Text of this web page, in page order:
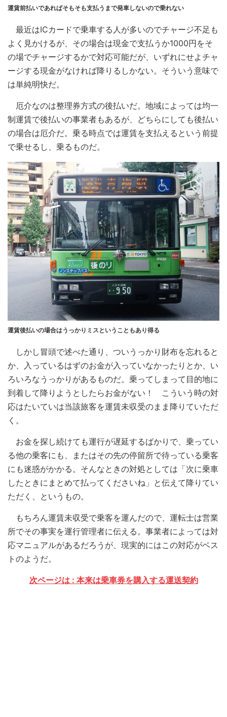
運賃前払いであればそもそも支払うまで発車しないので乗れない
最近はICカードで乗車する人が多いのでチャージ不足も
よく見かけるが、その場合は現金で支払うか1000円をそ
の場でチャージするかで対応可能だが、いずれにせよチャ
ージする現金がなければ降りるしかない。そういう意味で
は単純明快だ。
厄介なのは整理券方式の後払いだ。地域によっては均一
制運賃で後払いの事業者もあるが、どちらにしても後払い
の場合は厄介だ。乗る時点では運賃を支払えるという前提
で乗せるし、乗るものだ。
運賃後払いの場合はうっかりミスということもあり得る
しかし冒頭で述べた通り、ついうっかり財布を忘れると
か、入っているはずのお金が入っていなかったりとか、い
ろいろなうっかりがあるものだ。乗ってしまって目的地に
到着して降りようとしたらお金がない！ こういう時の対
応はたいていは当該旅客を運賃未収受のまま降りていただ
く。
お金を探し続けても運行が遅延するばかりで、乗ってい
る他の乗客にも、またはその先の停留所で待っている乗客
にも迷惑がかかる。そんなときの対処としては「次に乗車
したときにまとめて払ってくださいね」と伝えて降りてい
ただく、というもの。
もちろん運賃未収受で乗客を運んだので、運転士は営業
所でその事実を運行管理者に伝える。事業者によっては対
応マニュアルがあるだろうが、現実的にはこの対応がベス
トのようだ。
次ページは : 本来は乗車券を購入する運送契約